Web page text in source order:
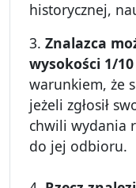
historycznej,
3. Znalazca
wysokości 1/
warunkiem, że
jeżeli zgłosił
chwili wydania
do jej odbioru.